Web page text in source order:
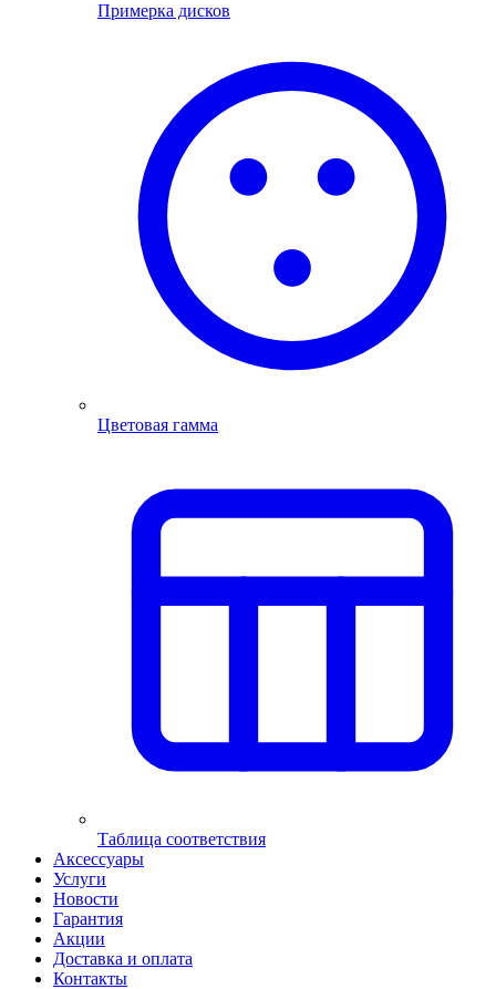
Примерка дисков
Цветовая гамма
Таблица соответствия
Аксессуары
Услуги
Новости
Гарантия
Акции
Доставка и оплата
Контакты